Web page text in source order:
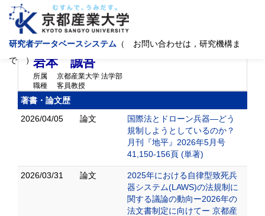
研究者データベースシステム （ お問い合わせは，研究機構ま
で ）
イワモト セイゴ IWAMOTO SEIGO
岩本 誠吾
所属
京都産業大学 法学部
職種
客員教授
著書・論文歴
2026/04/05
論文
国際法とドローン兵器―どう
規制しようとしているのか？
月刊『地平』2026年5月号
41,150-156頁 (単著)
2026/03/31 論文
2025年における自律型致死兵
器システム(LAWS)の法規制に
関する議論の動向ー2026年の
法文書制定に向けてー 京都産